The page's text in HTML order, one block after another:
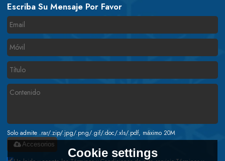
Escriba Su Mensaje Por Favor
Solo admite .rar/.zip/.jpg/.png/.gif/.doc/.xls/.pdf, máximo 20M
Accesorios
Cookie settings